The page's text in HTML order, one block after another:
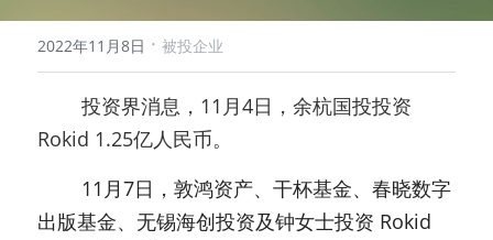
2022年11月8日 · 被投企业
Rokid 1.25亿人民币。
出版基金、无锡海创投资及钟女士投资 Rokid